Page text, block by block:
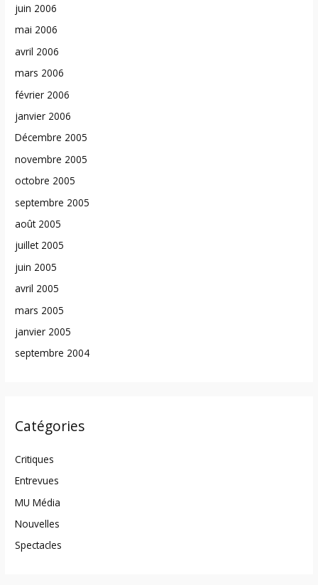
juin 2006
mai 2006
avril 2006
mars 2006
février 2006
janvier 2006
Décembre 2005
novembre 2005
octobre 2005
septembre 2005
août 2005
juillet 2005
juin 2005
avril 2005
mars 2005
janvier 2005
septembre 2004
Catégories
Critiques
Entrevues
MU Média
Nouvelles
Spectacles